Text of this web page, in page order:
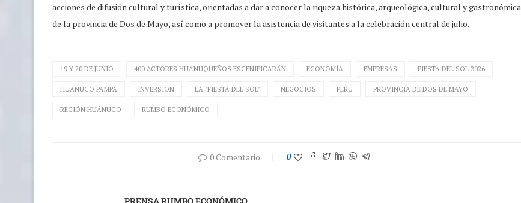
acciones de difusión cultural y turística, orientadas a dar a conocer la riqueza histórica, arqueológica, cultural y gastronómica
de la provincia de Dos de Mayo, así como a promover la asistencia de visitantes a la celebración central de julio.
19 Y 20 DE JUNIO 400 ACTORES HUANUQUEÑOS ESCENIFICARÁN ECONOMÍA EMPRESAS FIESTA DEL SOL 2026
HUÁNUCO PAMPA INVERSIÓN LA "FIESTA DEL SOL" NEGOCIOS PERÚ PROVINCIA DE DOS DE MAYO
REGIÓN HUÁNUCO RUMBO ECONÓMICO
0 Comentario 0
PRENSA RUMBO ECONÓMICO